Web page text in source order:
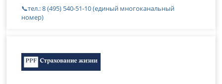
📞тел.: 8 (495) 540-51-10 (единый многоканальный
номер)